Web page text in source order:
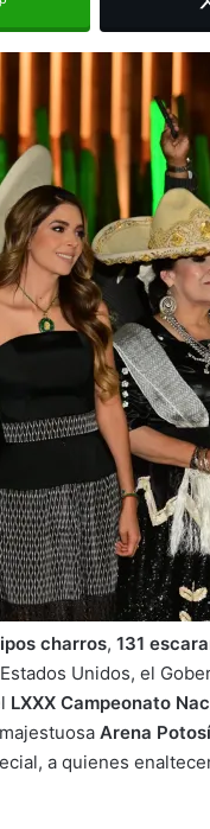
charros, 131
Unidos, el
LXXX Campeonato
Arena Potosí
a quienes